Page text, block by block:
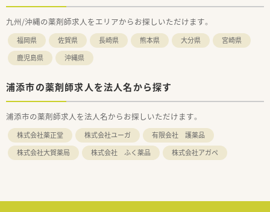
九州/沖縄の薬剤師求人をエリアからお探しいただけます。
福岡県 佐賀県 長崎県 熊本県 大分県
宮崎県
鹿児島県
沖縄県
浦添市の薬剤師求人を法人名から探す
浦添市の薬剤師求人を法人名からお探しいただけます。
株式会社薬正堂 株式会社ユーガ
有限会社 護薬品
株式会社大賀薬局
株式会社 ふく薬品 株式会社アガペ